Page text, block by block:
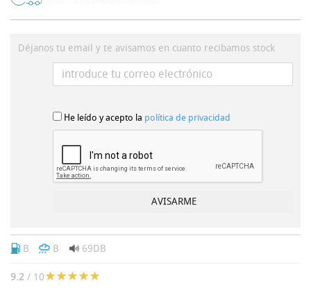
Déjanos tu email y te avisamos en cuanto recibamos stock
He leído y acepto la política de privacidad
B B 69DB
9.2 / 10